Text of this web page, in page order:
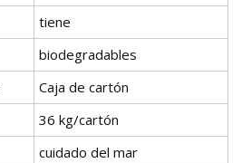
tiene
biodegradables
Caja de cartón
36 kg/cartón
cuidado del mar